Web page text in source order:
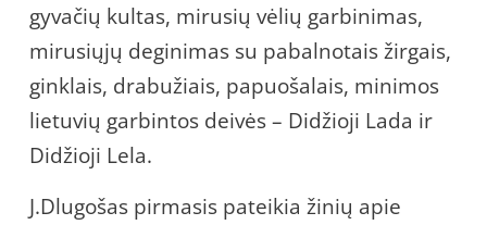
gyvačių kultas, mirusių vėlių garbinimas,
mirusiųjų deginimas su pabalnotais žirgais,
ginklais, drabužiais, papuošalais, minimos
lietuvių garbintos deivės – Didžioji Lada ir
Didžioji Lela.
J.Dlugošas pirmasis pateikia žinių apie